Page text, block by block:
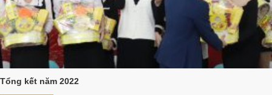
Tổng kết năm 2022